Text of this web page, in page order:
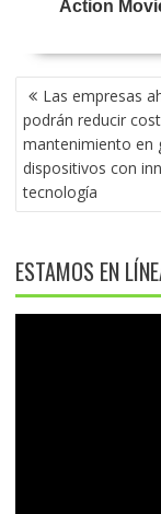
NAVEGACIÓN
DE
ENTRADAS
Las empresas
podrán reducir
mantenimiento en
dispositivos con
tecnología
ESTAMOS EN